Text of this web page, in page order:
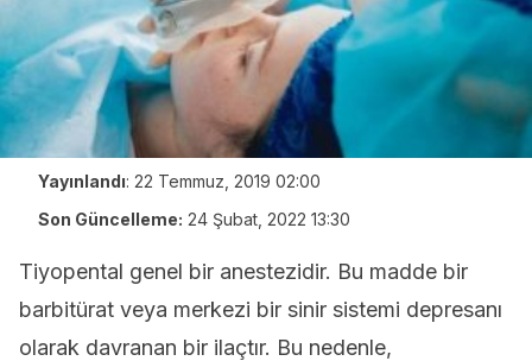
Yayınlandı: 22 Temmuz, 2019 02:00
Son Güncelleme: 24 Şubat, 2022 13:30
Tiyopental genel bir anestezidir. Bu madde bir
barbitürat veya merkezi bir sinir sistemi depresanı
olarak davranan bir ilaçtır. Bu nedenle,